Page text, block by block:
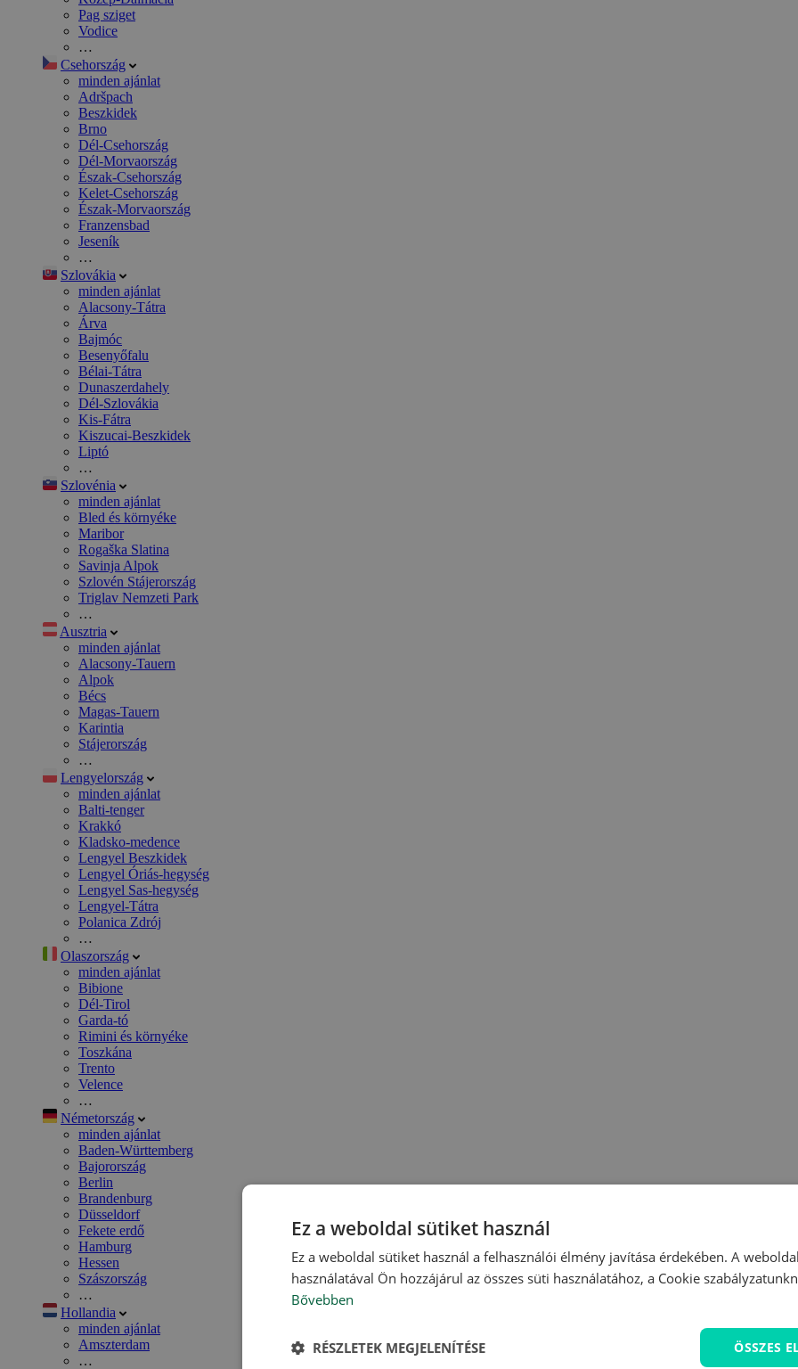
Pag sziget
Vodice
…
Csehország
minden ajánlat
Adršpach
Beszkidek
Brno
Dél-Csehország
Dél-Morvaország
Észak-Csehország
Kelet-Csehország
Észak-Morvaország
Franzensbad
Jeseník
…
Szlovákia
minden ajánlat
Alacsony-Tátra
Árva
Bajmóc
Besenyőfalu
Bélai-Tátra
Dunaszerdahely
Dél-Szlovákia
Kis-Fátra
Kiszucai-Beszkidek
Liptó
…
Szlovénia
minden ajánlat
Bled és környéke
Maribor
Rogaška Slatina
Savinja Alpok
Szlovén Stájerország
Triglav Nemzeti Park
…
Ausztria
minden ajánlat
Alacsony-Tauern
Alpok
Bécs
Magas-Tauern
Karintia
Stájerország
…
Lengyelország
minden ajánlat
Balti-tenger
Krakkó
Kladsko-medence
Lengyel Beszkidek
Lengyel Óriás-hegység
Lengyel Sas-hegység
Lengyel-Tátra
Polanica Zdrój
…
Olaszország
minden ajánlat
Bibione
Dél-Tirol
Garda-tó
Rimini és környéke
Toszkána
Trento
Velence
…
Németország
minden ajánlat
Baden-Württemberg
Bajorország
Berlin
Brandenburg
Düsseldorf
Fekete erdő
Hamburg
Hessen
Szászország
…
Hollandia
minden ajánlat
Amszterdam
…
Ez a weboldal sütiket használ
Ez a weboldal sütiket használ a felhasználói élmény javítása érdekében. A
használatával Ön hozzájárul az összes süti használatához, a Cookie
Bővebben
ÖSSZES
RÉSZLETEK MEGJELENÍTÉSE